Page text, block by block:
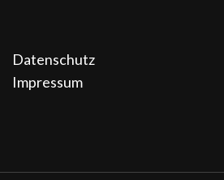
Datenschutz
Impressum